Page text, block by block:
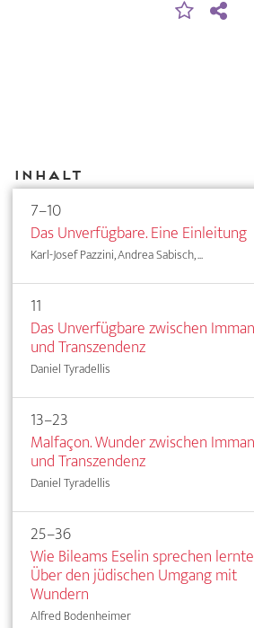
Inhalt
7–10
Das Unverfügbare. Eine Einleitung
Karl-Josef Pazzini, Andrea Sabisch, ...
11
Das Unverfügbare zwischen
und Transzendenz
Daniel Tyradellis
13–23
Malfaçon. Wunder zwischen
und Transzendenz
Daniel Tyradellis
25–36
Wie Bileams Eselin sprechen
Über den jüdischen Umgang mit
Wundern
Alfred Bodenheimer